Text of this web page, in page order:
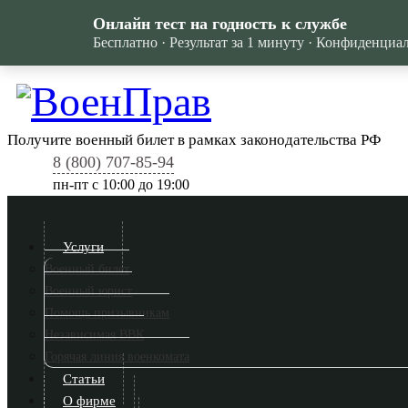
Получите военный билет в рамках законодательства РФ
8 (800) 707-85-94
пн-пт c 10:00 до 19:00
Услуги
Военный билет
Военный юрист
Помощь призывникам
Независимая ВВК
Горячая линия военкомата
Статьи
О фирме
Онлайн тест на годность к службе
Бесплатно · Результат за 1 минуту ·